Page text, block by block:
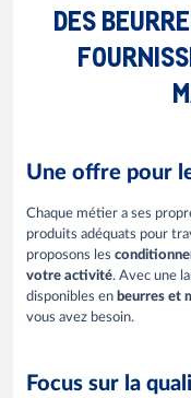
DES
Une offre pour
Chaque métier a ses
produits adéquats pour
proposons les
votre activité. Avec une
disponibles en beurres et
vous avez besoin.
Focus sur la